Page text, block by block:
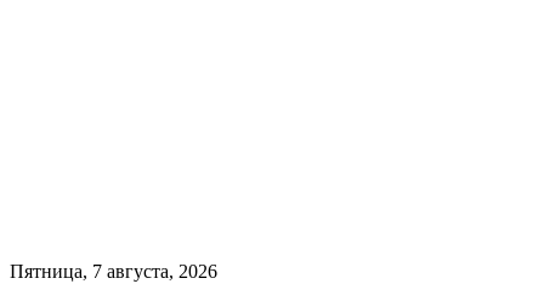
Пятница, 7 августа, 2026